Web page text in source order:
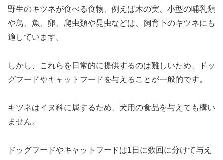
野生のキツネが食べる食物、例えば木の実、小型の哺乳類
や鳥、魚、卵、爬虫類や昆虫などは、飼育下のキツネにも
適しています。
しかし、これらを日常的に提供するのは難しいため、ドッ
グフードやキャットフードを与えることが一般的です。
キツネはイヌ科に属するため、犬用の食品を与えても構い
ません。
ドッグフードやキャットフードは1日に数回に分けて与え